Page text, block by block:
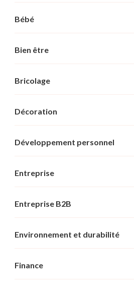
Bébé
Bien être
Bricolage
Décoration
Développement personnel
Entreprise
Entreprise B2B
Environnement et durabilité
Finance